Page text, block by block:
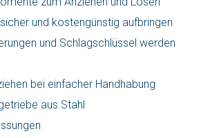
und kostengünstig aufbringen
und Schlagschlüssel werden
bei einfacher Handhabung
aus Stahl